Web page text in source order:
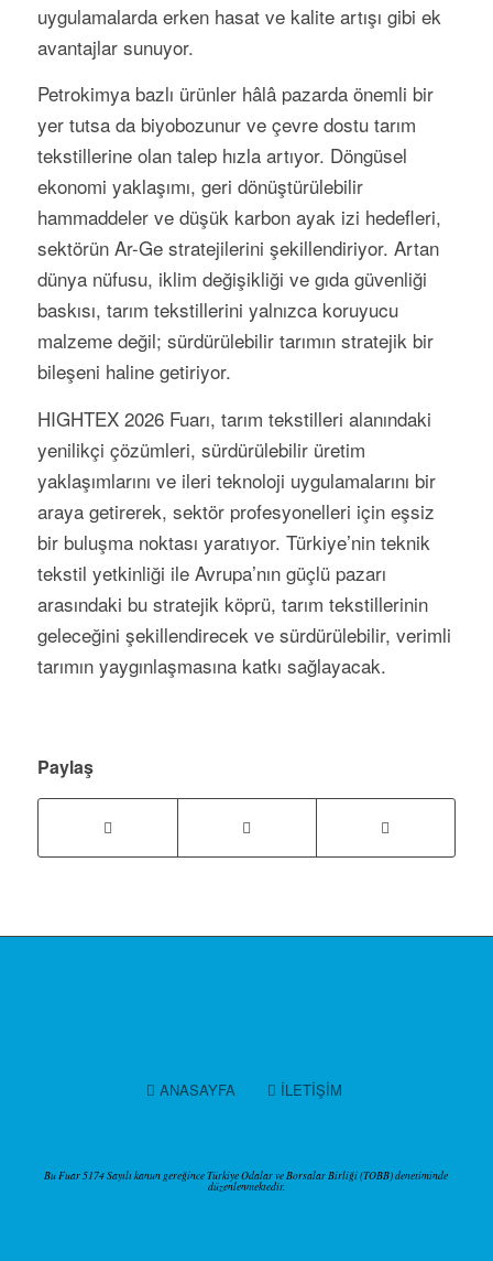
uygulamalarda erken hasat ve kalite artışı gibi ek
avantajlar sunuyor.
Petrokimya bazlı ürünler hâlâ pazarda önemli bir
yer tutsa da biyobozunur ve çevre dostu tarım
tekstillerine olan talep hızla artıyor. Döngüsel
ekonomi yaklaşımı, geri dönüştürülebilir
hammaddeler ve düşük karbon ayak izi hedefleri,
sektörün Ar-Ge stratejilerini şekillendiriyor. Artan
dünya nüfusu, iklim değişikliği ve gıda güvenliği
baskısı, tarım tekstillerini yalnızca koruyucu
malzeme değil; sürdürülebilir tarımın stratejik bir
bileşeni haline getiriyor.
HIGHTEX 2026 Fuarı, tarım tekstilleri alanındaki
yenilikçi çözümleri, sürdürülebilir üretim
yaklaşımlarını ve ileri teknoloji uygulamalarını bir
araya getirerek, sektör profesyonelleri için eşsiz
bir buluşma noktası yaratıyor. Türkiye’nin teknik
tekstil yetkinliği ile Avrupa’nın güçlü pazarı
arasındaki bu stratejik köprü, tarım tekstillerinin
geleceğini şekillendirecek ve sürdürülebilir, verimli
tarımın yaygınlaşmasına katkı sağlayacak.
Paylaş
ANASAYFA İLETİŞİM
Bu Fuar 5174 Sayılı kanun gereğince Türkiye Odalar ve Borsalar Birliği (TOBB) denetiminde
düzenlenmektedir.